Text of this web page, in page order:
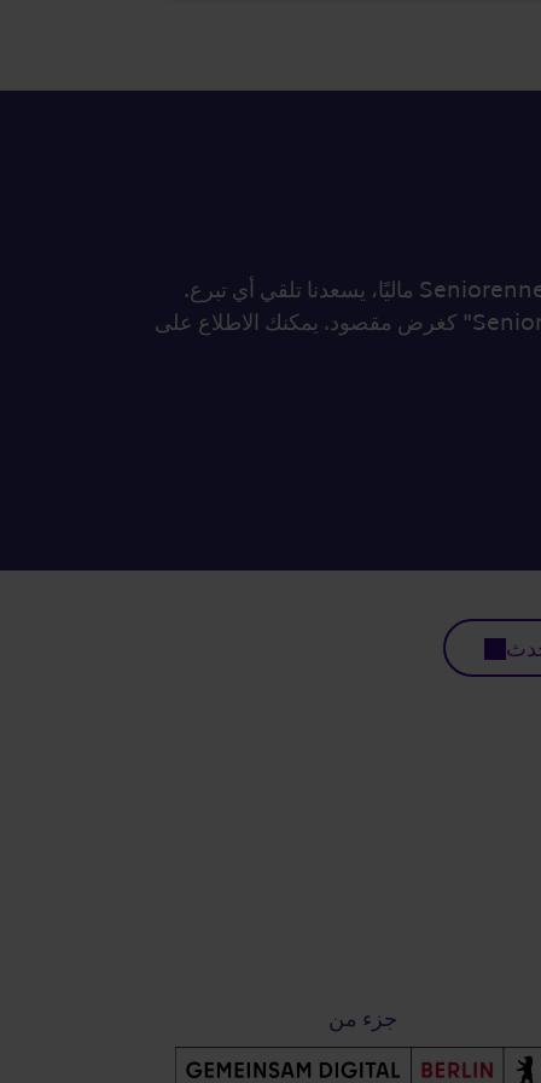
... إذا كنت ترغب في دعم Seniorennetz ماليًا، يسعدنا تلقي أي تبرع.
يرجى ذكر "Seniorennetz Berlin" كغرض مقصود. يمكنك الاطلاع على
جزء من